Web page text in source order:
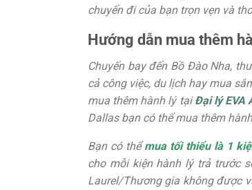
chuyến đi của bạn trọn vẹn và
Hướng dẫn mua thêm
Chuyến bay đến Bồ Đào Nha,
cả công việc, du lịch hay mua
mua thêm hành lý tạiĐại lý EVA
Dallas bạn có thể mua thêm
Bạn có thểmua tối thiểu là 1
cho mỗi kiện hành lý trả trước
Laurel/Thương gia không được